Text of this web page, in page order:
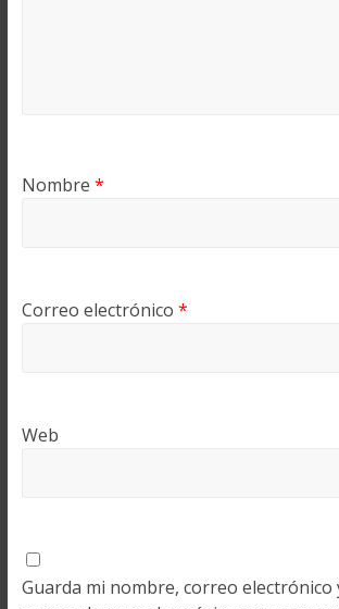
Nombre *
Correo electrónico *
Web
Guarda mi nombre, correo electrónico